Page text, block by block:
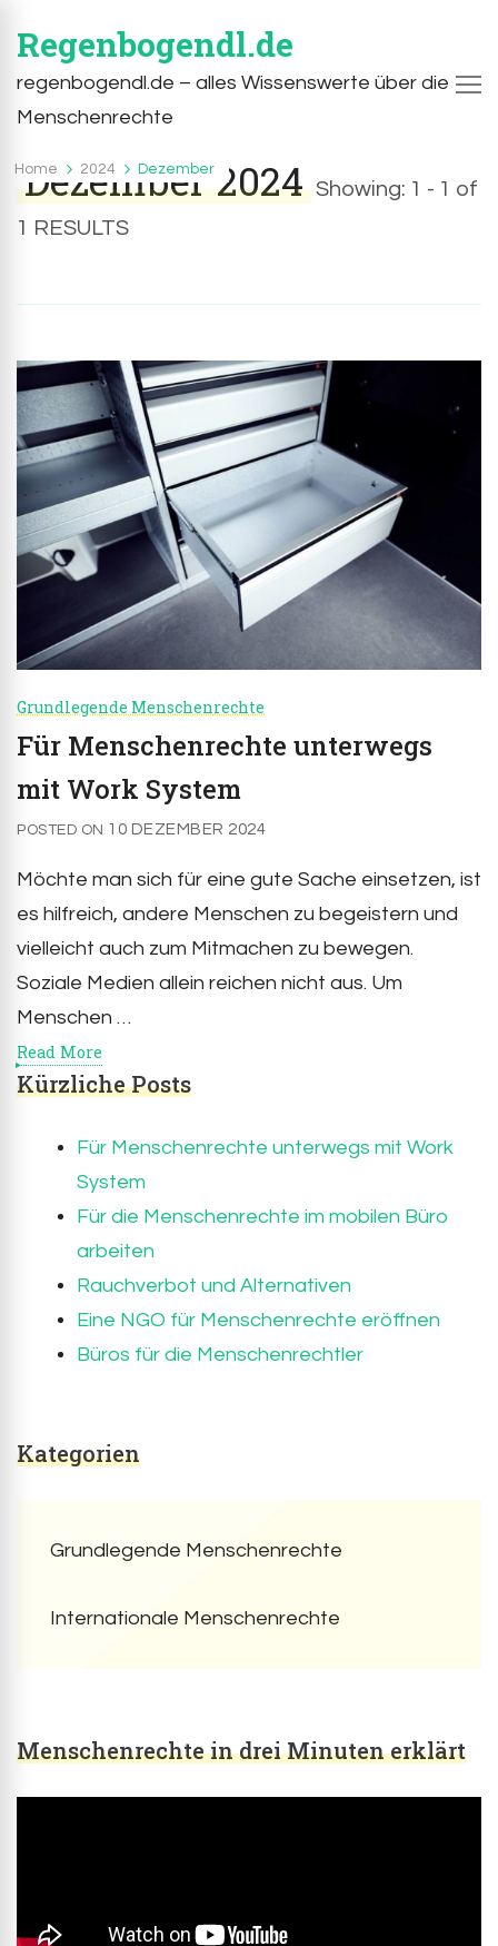
Regenbogendl.de
regenbogendl.de – alles Wissenswerte über die
Menschenrechte
Home 2024 Dezember
Dezember 2024 Showing: 1 - 1 of
1 RESULTS
Grundlegende Menschenrechte
Für Menschenrechte unterwegs
mit Work System
POSTED ON 10 DEZEMBER 2024
Möchte man sich für eine gute Sache einsetzen, ist
es hilfreich, andere Menschen zu begeistern und
vielleicht auch zum Mitmachen zu bewegen.
Soziale Medien allein reichen nicht aus. Um
Menschen …
Read More
Kürzliche Posts
Für Menschenrechte unterwegs mit Work
System
Für die Menschenrechte im mobilen Büro
arbeiten
Rauchverbot und Alternativen
Eine NGO für Menschenrechte eröffnen
Büros für die Menschenrechtler
Kategorien
Grundlegende Menschenrechte
Internationale Menschenrechte
Menschenrechte in drei Minuten erklärt